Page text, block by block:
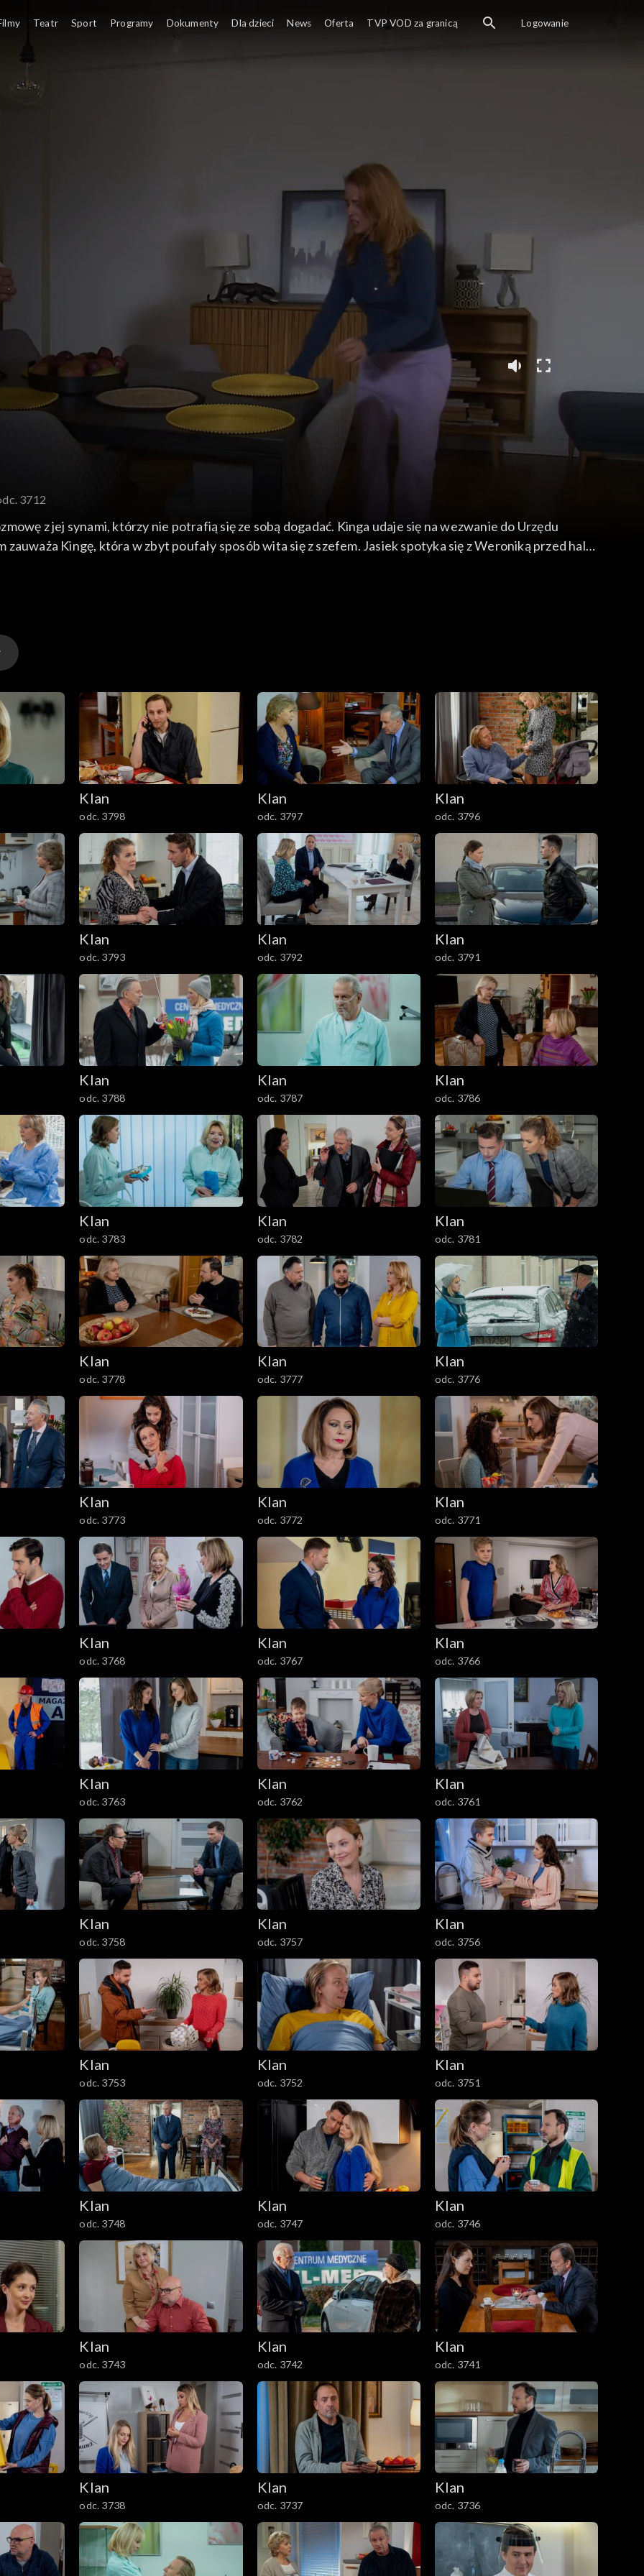
3712
z jej synami, którzy nie potrafią się ze sobą dogadać. Kinga udaje się na wezwanie do Urzędu
Kingę, która w zbyt poufały sposób wita się z szefem. Jasiek spotyka się z Weroniką przed halą,
go o przysługę związaną ze sprzętem komputerowym. Przy okazji skarży się, że jeden z członków
Klan
odc. 3798
Klan
odc. 3797
Klan
odc. 3796
Klan
odc. 3793
Klan
odc. 3792
Klan
odc. 3791
Klan
odc. 3788
Klan
odc. 3787
Klan
odc. 3786
Klan
odc. 3783
Klan
odc. 3782
Klan
odc. 3781
Klan
odc. 3778
Klan
odc. 3777
Klan
odc. 3776
Klan
odc. 3773
Klan
odc. 3772
Klan
odc. 3771
Klan
odc. 3768
Klan
odc. 3767
Klan
odc. 3766
Klan
odc. 3763
Klan
odc. 3762
Klan
odc. 3761
Klan
odc. 3758
Klan
odc. 3757
Klan
odc. 3756
Klan
odc. 3753
Klan
odc. 3752
Klan
odc. 3751
Klan
odc. 3748
Klan
odc. 3747
Klan
odc. 3746
Klan
odc. 3743
Klan
odc. 3742
Klan
odc. 3741
Klan
odc. 3738
Klan
odc. 3737
Klan
odc. 3736
Teatr Sport Programy Dokumenty Dla dzieci News Oferta TVP VOD za granicą Logowanie